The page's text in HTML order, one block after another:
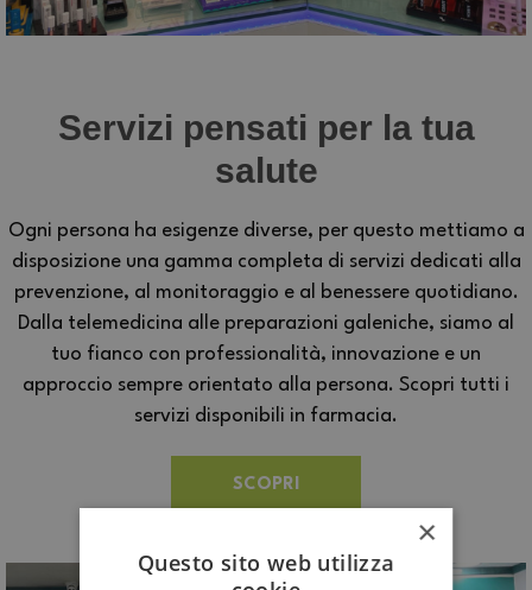
Servizi pensati per la tua
salute
Ogni persona ha esigenze diverse, per questo mettiamo a
disposizione una gamma completa di servizi dedicati alla
prevenzione, al monitoraggio e al benessere quotidiano.
Dalla telemedicina alle preparazioni galeniche, siamo al
tuo fianco con professionalità, innovazione e un
approccio sempre orientato alla persona. Scopri tutti i
servizi disponibili in farmacia.
SCOPRI
×
Questo sito web utilizza